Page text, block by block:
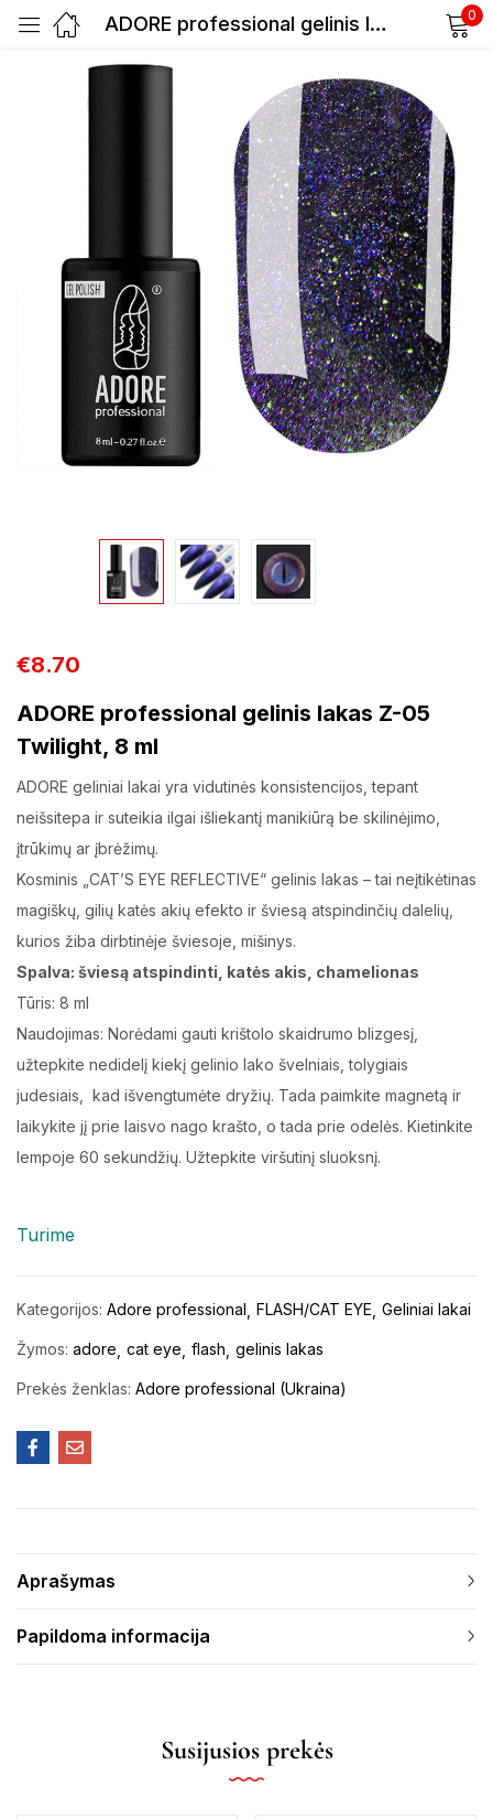
ADORE professional gelinis lakas Z-05 Twilight, 8 ml 0
€8.70
ADORE professional gelinis lakas Z-05
Twilight, 8 ml
ADORE geliniai lakai yra vidutinės konsistencijos, tepant
neišsitepa ir suteikia ilgai išliekantį manikiūrą be skilinėjimo,
įtrūkimų ar įbrėžimų.
Kosminis „CAT’S EYE REFLECTIVE“ gelinis lakas – tai neįtikėtinas
magiškų, gilių katės akių efekto ir šviesą atspindinčių dalelių,
kurios žiba dirbtinėje šviesoje, mišinys.
Spalva: šviesą atspindinti, katės akis, chamelionas
Tūris: 8 ml
Naudojimas: Norėdami gauti krištolo skaidrumo blizgesį,
užtepkite nedidelį kiekį gelinio lako švelniais, tolygiais
judesiais, kad išvengtumėte dryžių. Tada paimkite magnetą ir
laikykite jį prie laisvo nago krašto, o tada prie odelės. Kietinkite
lempoje 60 sekundžių. Užtepkite viršutinį sluoksnį.
Turime
Kategorijos: Adore professional FLASH/CAT EYE Geliniai lakai
Žymos: adore cat eye flash gelinis lakas
Prekės ženklas: Adore professional (Ukraina)
Aprašymas
Papildoma informacija
Susijusios prekės
Prisiminti slaptažodį
Pamiršote slaptažodį?
Prisijungti
Registracija